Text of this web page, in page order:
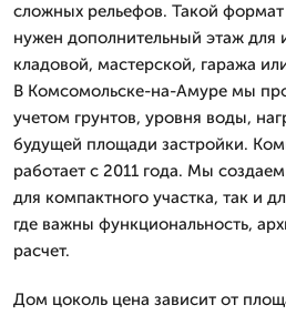
сложных рельефов. Такой
нужен дополнительный этаж для
кладовой, мастерской, гаража
В Комсомольске-на-Амуре мы
учетом грунтов, уровня воды,
будущей площади застройки.
работает с 2011 года. Мы
для компактного участка, так и
где важны функциональность,
расчет.
Дом цоколь цена зависит от